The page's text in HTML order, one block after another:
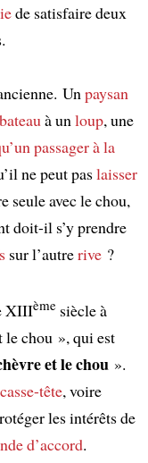
de satisfaire deux
Un paysan
bateau à un loup, une
passager à la
ne peut paslaisser
seule avec le chou,
doit-il s’y prendre
sur l’autrerive?
XIIIèmesiècle à
le chou », qui est
et le chou ».
casse-tête, voire
les intérêts de
d’accord.